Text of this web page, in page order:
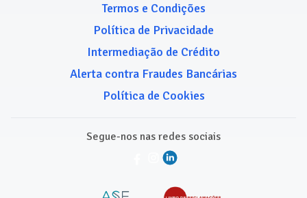
Termos e Condições
Política de Privacidade
Intermediação de Crédito
Alerta contra Fraudes Bancárias
Política de Cookies
Segue-nos nas redes sociais